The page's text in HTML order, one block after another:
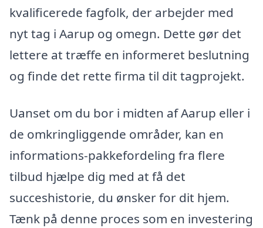
kvalificerede fagfolk, der arbejder med
nyt tag i Aarup og omegn. Dette gør det
lettere at træffe en informeret beslutning
og finde det rette firma til dit tagprojekt.
Uanset om du bor i midten af Aarup eller i
de omkringliggende områder, kan en
informations-pakkefordeling fra flere
tilbud hjælpe dig med at få det
succeshistorie, du ønsker for dit hjem.
Tænk på denne proces som en investering